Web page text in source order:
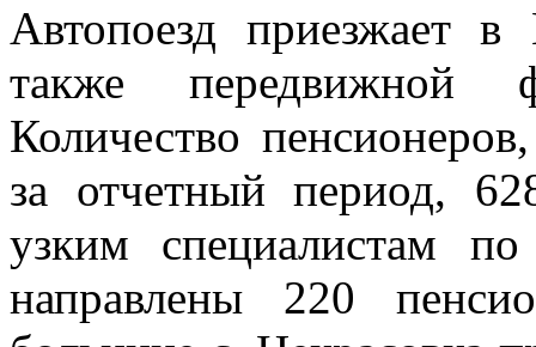
Автопоезд приезжает
также передвижной
Количество
за отчетный период,
узким специалистам по
направлены 220